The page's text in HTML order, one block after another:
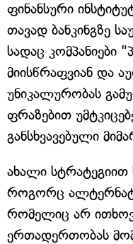
ფინანსური
თავად ბანკინგზე
სადაც კომპანიები
მიისწრაფვიან და
უნიკალურობას
ფრაზებით
განსხვავებული
ახალი
როგორც
რომელიც არ
ერთადერთობას